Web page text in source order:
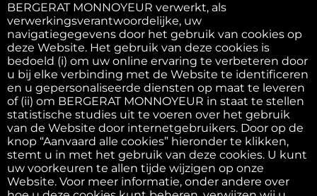
Privacy Beleid
Cookies beleid
Algemene voorwaarden
F.A.Q.
BERGERAT MONNOYEUR verwerkt, als
verwerkingsverantwoordelijke, uw
navigatiegegevens door het gebruik van cookies op
deze Website. Het gebruik van deze cookies is
bedoeld (i) om uw online ervaring te verbeteren door
u bij elke verbinding met de Website te identificeren
en u gepersonaliseerde diensten op maat te leveren
of (ii) om BERGERAT MONNOYEUR in staat te stellen
statistische studies uit te voeren over het gebruik
van de Website door internetgebruikers. Door op de
knop “Aanvaard alle cookies” hieronder te klikken,
stemt u in met het gebruik van deze cookies. U kunt
uw voorkeuren te allen tijde wijzigen op onze
Website. Voor meer informatie, onder andere over